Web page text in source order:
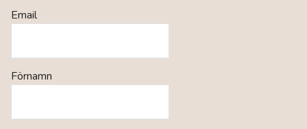
Email
Förnamn